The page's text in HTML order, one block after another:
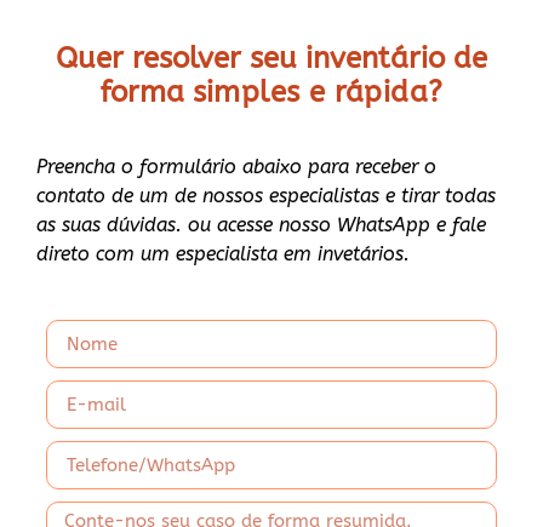
Quer resolver seu inventário de
forma simples e rápida?
Preencha o formulário abaixo para receber o
contato de um de nossos especialistas e tirar todas
as suas dúvidas. ou acesse nosso WhatsApp e fale
direto com um especialista em invetários.